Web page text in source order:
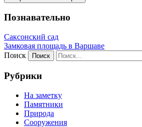
Познавательно
Саксонский сад
Замковая площадь в Варшаве
Поиск
Рубрики
На заметку
Памятники
Природа
Сооружения